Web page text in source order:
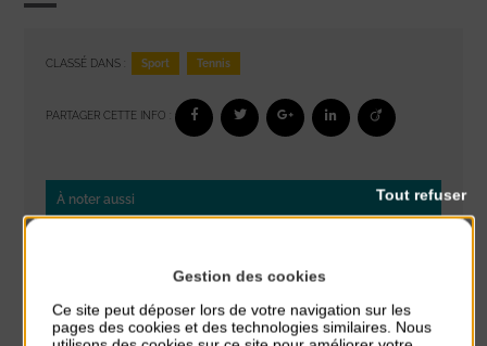
CLASSÉ DANS : Sport Tennis
PARTAGER CETTE INFO :
À noter aussi
Concert
Gestion des cookies
Ce site peut déposer lors de votre navigation sur les
pages des cookies et des technologies similaires. Nous
Tout refuser